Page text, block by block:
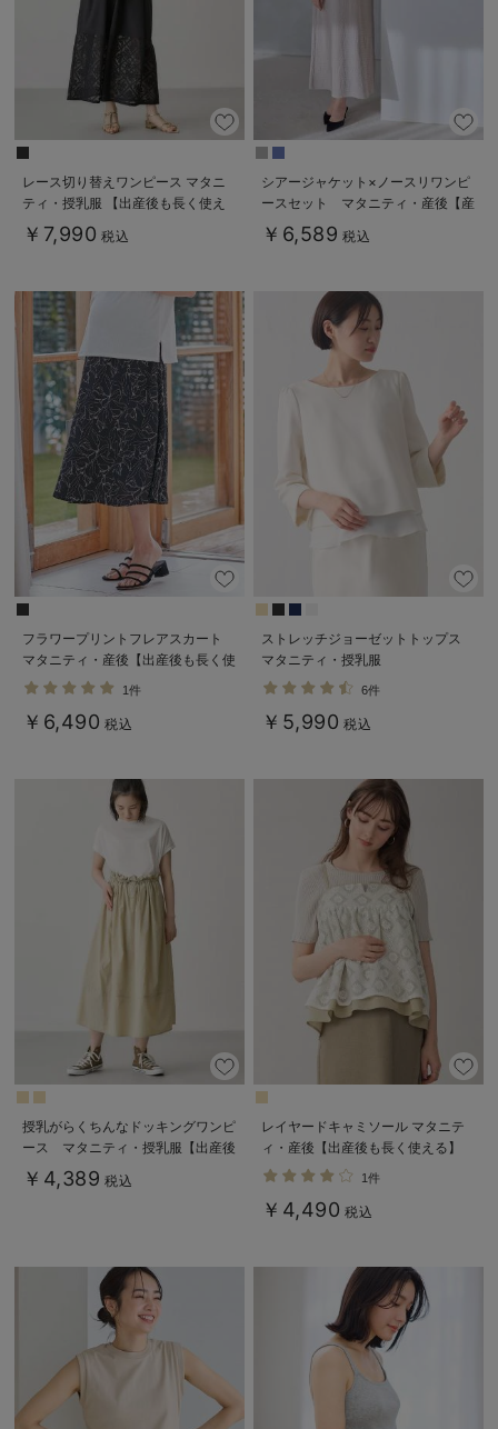
レース切り替えワンピース マタニ
ティ・授乳服 【出産後も長く使え
る】
￥7,990 税込
シアージャケット×ノースリワンピ
ースセット マタニティ・産後【産
後も長く着れる】
Rosemadame（ローズマダム）
￥6,589 税込
フラワープリントフレアスカート
マタニティ・産後【出産後も長く使
える】
1件
￥6,490 税込
ストレッチジョーゼットトップス
マタニティ・授乳服
6件
￥5,990 税込
授乳がらくちんなドッキングワンピ
ース マタニティ・授乳服【出産後
も長く使える】Rosemadame（ロ
ーズマダム）
￥4,389 税込
レイヤードキャミソール マタニテ
ィ・産後【出産後も長く使える】
1件
￥4,490 税込